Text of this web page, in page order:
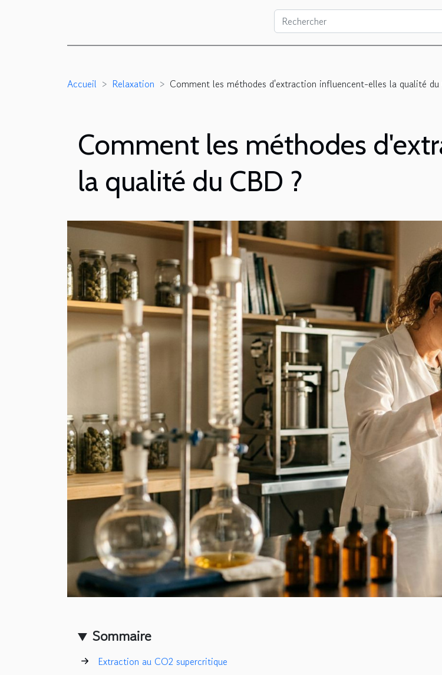
Accueil Relaxation Comment les méthodes d'extraction influencent-elles la qualité du
Comment les méthodes
la qualité du CBD ?
Sommaire
Extraction au CO2 supercritique